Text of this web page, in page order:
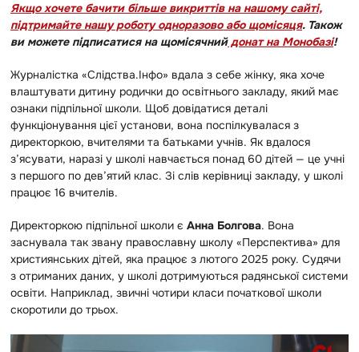
Якщо хочете бачити більше викриттів на нашому сайті,
підтримайте нашу роботу одноразово або щомісяця. Також
ви можете підписатися на щомісячнийдонат на Монобазі!
Журналістка «Слідства.Інфо» вдала з себе жінку, яка хоче
влаштувати дитину родички до освітнього закладу, який має
ознаки підпільної школи. Щоб довідатися деталі
функціонування цієї установи, вона поспілкувалася з
директоркою, вчителями та батьками учнів. Як вдалося
з’ясувати, наразі у школі навчається понад 60 дітей — це учні
з першого по дев’ятий клас. Зі слів керівниці закладу, у школі
працює 16 вчителів.
Директоркою підпільної школи є Анна Болгова. Вона
заснувала так звану православну школу «Перспектива» для
християнських дітей, яка працює з лютого 2025 року. Судячи
з отриманих даних, у школі дотримуються радянської системи
освіти. Наприклад, звичні чотири класи початкової школи
скоротили до трьох.